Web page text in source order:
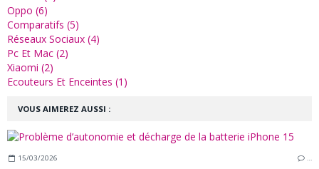
VOUS AIMEREZ AUSSI :
15/03/2026 …
Oppo (6)
Comparatifs (5)
Réseaux Sociaux (4)
Pc Et Mac (2)
Xiaomi (2)
Ecouteurs Et Enceintes (1)